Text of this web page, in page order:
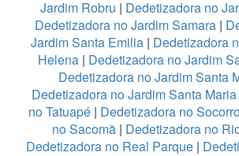
Jardim Robru | Dedetizadora no
Dedetizadora no Jardim Samara |
Jardim Santa Emilia| Dedetizadora
Helena| Dedetizadora no Jardim
Dedetizadora no Jardim Santa
Dedetizadora no Jardim Santa Maria
no Tatuapé| Dedetizadora no
no Sacomã| Dedetizadora no
Dedetizadora no Real Parque|